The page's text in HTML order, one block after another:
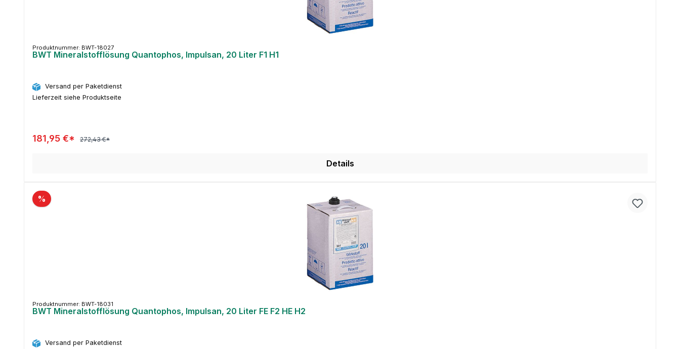
Produktnummer: BWT-18027
BWT Mineralstofflösung Quantophos, Impulsan, 20 Liter F1 H1
Versand per Paketdienst
Lieferzeit siehe Produktseite
181,95 €* 272,43 €*
Details
%
Produktnummer: BWT-18031
BWT Mineralstofflösung Quantophos, Impulsan, 20 Liter FE F2 HE H2
Versand per Paketdienst